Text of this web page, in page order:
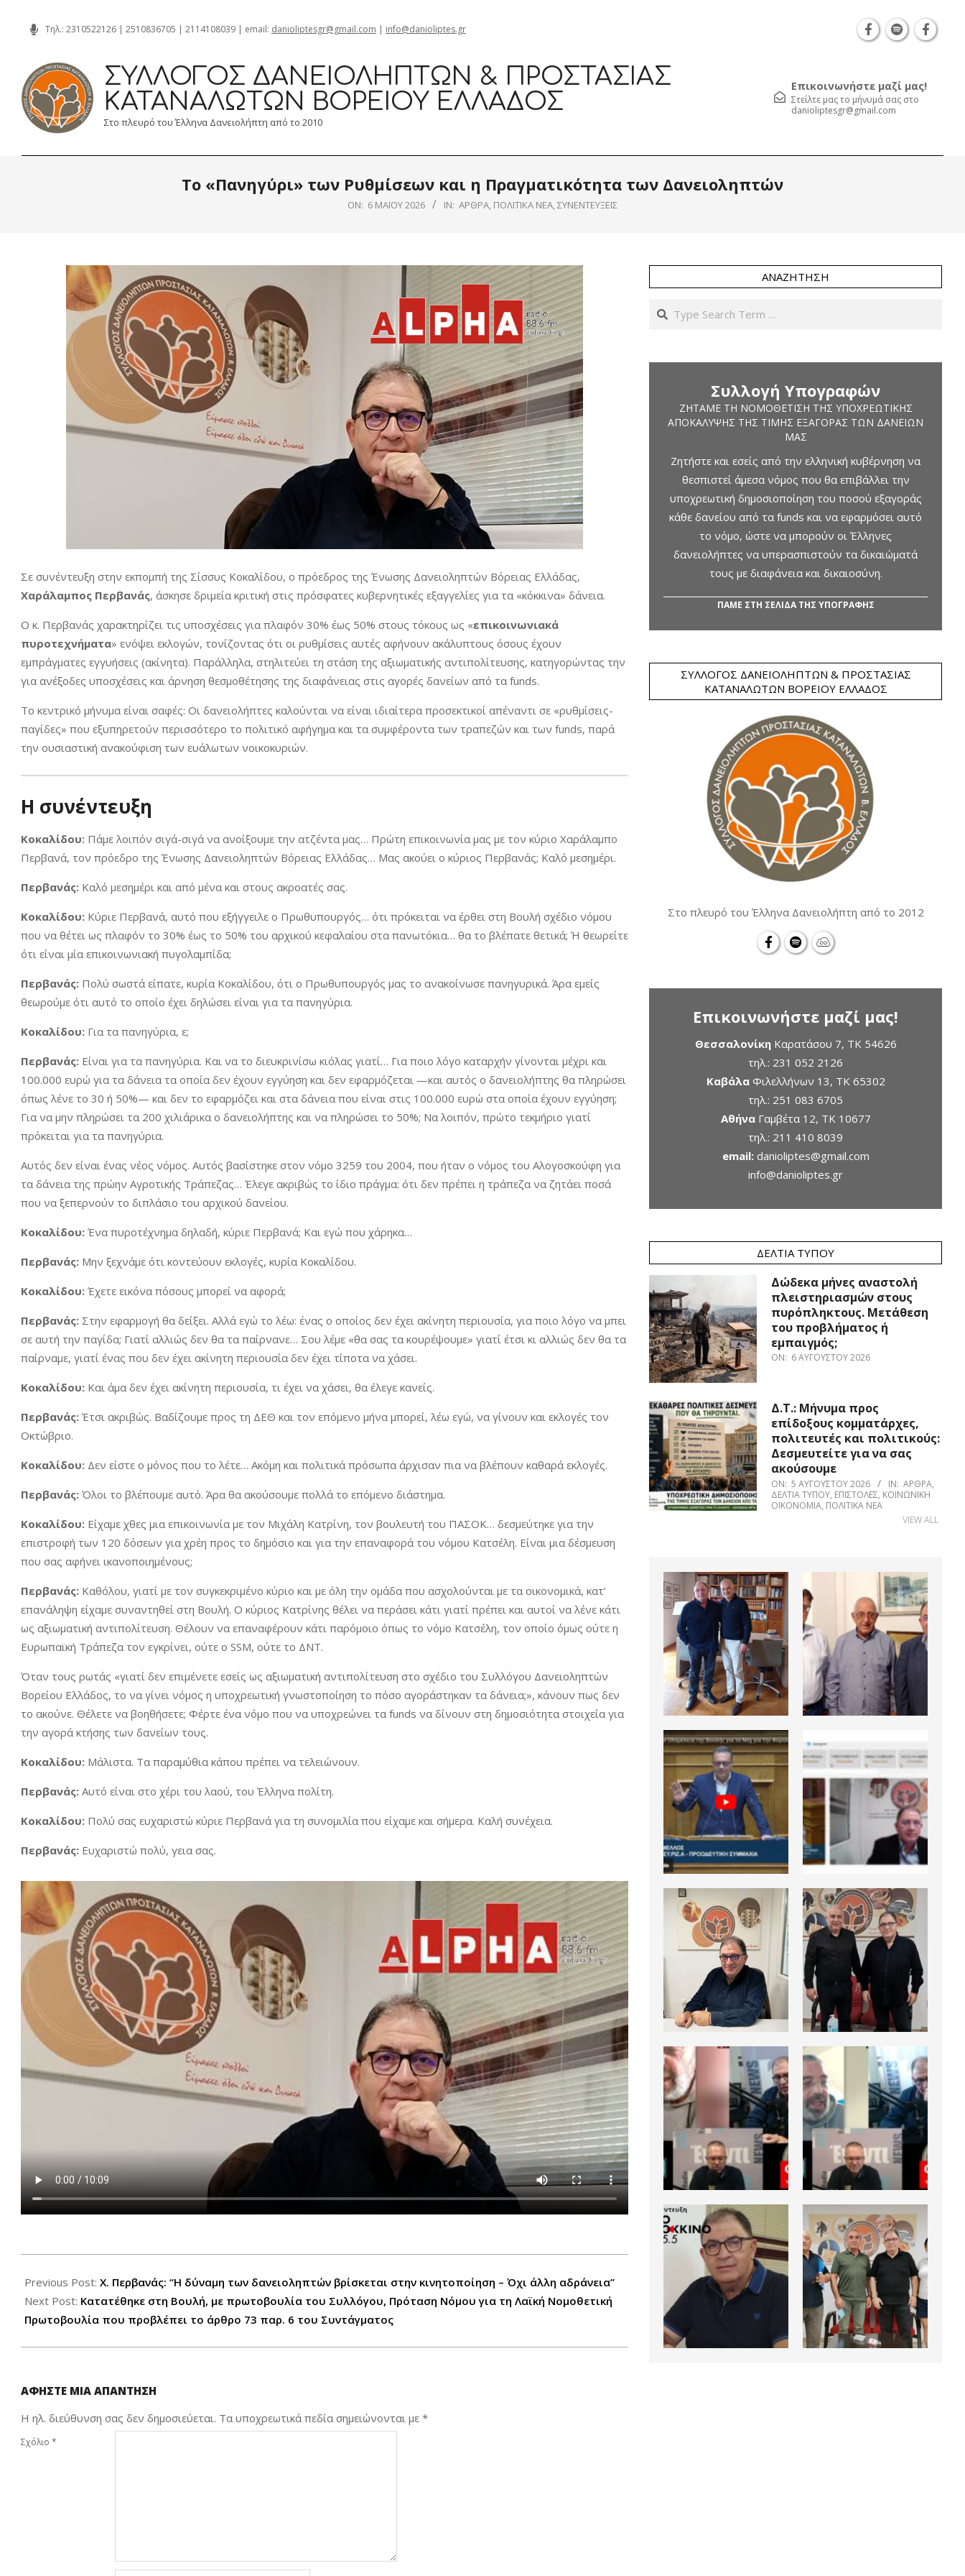
content
Τηλ.: 2310522126 | 2510836705 | 2114108039 | email: danioliptesgr@gmail.com | info@danioliptes.gr
ΣΎΛΛΟΓΟΣ ΔΑΝΕΙΟΛΗΠΤΏΝ & ΠΡΟΣΤΑΣΊΑΣ
ΚΑΤΑΝΑΛΩΤΏΝ ΒΟΡΕΊΟΥ ΕΛΛΆΔΟΣ
Στο πλευρό του Έλληνα Δανειολήπτη από το 2010
Επικοινωνήστε μαζί μας!
Στείλτε μας το μήνυμά σας στο
danioliptesgr@gmail.com
Το «Πανηγύρι» των Ρυθμίσεων και η Πραγματικότητα των Δανειοληπτών
ON: 6 ΜΑΪ́ΟΥ 2026 IN: ΆΡΘΡΑ, ΠΟΛΙΤΙΚΆ ΝΈΑ,ΣΥΝΕΝΤΕΎΞΕΙΣ
Σε συνέντευξη στην εκπομπή της Σίσσυς Κοκαλίδου, ο πρόεδρος της Ένωσης Δανειοληπτών Βόρειας Ελλάδας,
Χαράλαμπος Περβανάς, άσκησε δριμεία κριτική στις πρόσφατες κυβερνητικές εξαγγελίες για τα «κόκκινα» δάνεια.
Ο κ. Περβανάς χαρακτηρίζει τις υποσχέσεις για πλαφόν 30% έως 50% στους τόκους ως «επικοινωνιακά
πυροτεχνήματα» ενόψει εκλογών, τονίζοντας ότι οι ρυθμίσεις αυτές αφήνουν ακάλυπτους όσους έχουν
εμπράγματες εγγυήσεις (ακίνητα). Παράλληλα, στηλιτεύει τη στάση της αξιωματικής αντιπολίτευσης, κατηγορώντας την
για ανέξοδες υποσχέσεις και άρνηση θεσμοθέτησης της διαφάνειας στις αγορές δανείων από τα funds.
Το κεντρικό μήνυμα είναι σαφές: Οι δανειολήπτες καλούνται να είναι ιδιαίτερα προσεκτικοί απέναντι σε «ρυθμίσεις-
παγίδες» που εξυπηρετούν περισσότερο το πολιτικό αφήγημα και τα συμφέροντα των τραπεζών και των funds, παρά
την ουσιαστική ανακούφιση των ευάλωτων νοικοκυριών.
Η συνέντευξη
Κοκαλίδου: Πάμε λοιπόν σιγά-σιγά να ανοίξουμε την ατζέντα μας… Πρώτη επικοινωνία μας με τον κύριο Χαράλαμπο
Περβανά, τον πρόεδρο της Ένωσης Δανειοληπτών Βόρειας Ελλάδας… Μας ακούει ο κύριος Περβανάς; Καλό μεσημέρι.
Περβανάς: Καλό μεσημέρι και από μένα και στους ακροατές σας.
Κοκαλίδου: Κύριε Περβανά, αυτό που εξήγγειλε ο Πρωθυπουργός… ότι πρόκειται να έρθει στη Βουλή σχέδιο νόμου
που να θέτει ως πλαφόν το 30% έως το 50% του αρχικού κεφαλαίου στα πανωτόκια… θα το βλέπατε θετικά; Ή θεωρείτε
ότι είναι μία επικοινωνιακή πυγολαμπίδα;
Περβανάς: Πολύ σωστά είπατε, κυρία Κοκαλίδου, ότι ο Πρωθυπουργός μας το ανακοίνωσε πανηγυρικά. Άρα εμείς
θεωρούμε ότι αυτό το οποίο έχει δηλώσει είναι για τα πανηγύρια.
Κοκαλίδου: Για τα πανηγύρια, ε;
Περβανάς: Είναι για τα πανηγύρια. Και να το διευκρινίσω κιόλας γιατί… Για ποιο λόγο καταρχήν γίνονται μέχρι και
100.000 ευρώ για τα δάνεια τα οποία δεν έχουν εγγύηση και δεν εφαρμόζεται —και αυτός ο δανειολήπτης θα πληρώσει
όπως λένε το 30 ή 50%— και δεν το εφαρμόζει και στα δάνεια που είναι στις 100.000 ευρώ στα οποία έχουν εγγύηση;
Για να μην πληρώσει τα 200 χιλιάρικα ο δανειολήπτης και να πληρώσει το 50%; Να λοιπόν, πρώτο τεκμήριο γιατί
πρόκειται για τα πανηγύρια.
Αυτός δεν είναι ένας νέος νόμος. Αυτός βασίστηκε στον νόμο 3259 του 2004, που ήταν ο νόμος του Αλογοσκούφη για
τα δάνεια της πρώην Αγροτικής Τράπεζας… Έλεγε ακριβώς το ίδιο πράγμα: ότι δεν πρέπει η τράπεζα να ζητάει ποσά
που να ξεπερνούν το διπλάσιο του αρχικού δανείου.
Κοκαλίδου: Ένα πυροτέχνημα δηλαδή, κύριε Περβανά; Και εγώ που χάρηκα…
Περβανάς: Μην ξεχνάμε ότι κοντεύουν εκλογές, κυρία Κοκαλίδου.
Κοκαλίδου: Έχετε εικόνα πόσους μπορεί να αφορά;
Περβανάς: Στην εφαρμογή θα δείξει. Αλλά εγώ το λέω: ένας ο οποίος δεν έχει ακίνητη περιουσία, για ποιο λόγο να μπει
σε αυτή την παγίδα; Γιατί αλλιώς δεν θα τα παίρνανε… Σου λέμε «θα σας τα κουρέψουμε» γιατί έτσι κι αλλιώς δεν θα τα
παίρναμε, γιατί ένας που δεν έχει ακίνητη περιουσία δεν έχει τίποτα να χάσει.
Κοκαλίδου: Και άμα δεν έχει ακίνητη περιουσία, τι έχει να χάσει, θα έλεγε κανείς.
Περβανάς: Έτσι ακριβώς. Βαδίζουμε προς τη ΔΕΘ και τον επόμενο μήνα μπορεί, λέω εγώ, να γίνουν και εκλογές τον
Οκτώβριο.
Κοκαλίδου: Δεν είστε ο μόνος που το λέτε… Ακόμη και πολιτικά πρόσωπα άρχισαν πια να βλέπουν καθαρά εκλογές.
Περβανάς: Όλοι το βλέπουμε αυτό. Άρα θα ακούσουμε πολλά το επόμενο διάστημα.
Κοκαλίδου: Είχαμε χθες μια επικοινωνία με τον Μιχάλη Κατρίνη, τον βουλευτή του ΠΑΣΟΚ… δεσμεύτηκε για την
επιστροφή των 120 δόσεων για χρέη προς το δημόσιο και για την επαναφορά του νόμου Κατσέλη. Είναι μια δέσμευση
που σας αφήνει ικανοποιημένους;
Περβανάς: Καθόλου, γιατί με τον συγκεκριμένο κύριο και με όλη την ομάδα που ασχολούνται με τα οικονομικά, κατ’
επανάληψη είχαμε συναντηθεί στη Βουλή. Ο κύριος Κατρίνης θέλει να περάσει κάτι γιατί πρέπει και αυτοί να λένε κάτι
ως αξιωματική αντιπολίτευση. Θέλουν να επαναφέρουν κάτι παρόμοιο όπως το νόμο Κατσέλη, τον οποίο όμως ούτε η
Ευρωπαϊκή Τράπεζα τον εγκρίνει, ούτε ο SSM, ούτε το ΔΝΤ.
Όταν τους ρωτάς «γιατί δεν επιμένετε εσείς ως αξιωματική αντιπολίτευση στο σχέδιο του Συλλόγου Δανειοληπτών
Βορείου Ελλάδος, το να γίνει νόμος η υποχρεωτική γνωστοποίηση το πόσο αγοράστηκαν τα δάνεια;», κάνουν πως δεν
το ακούνε. Θέλετε να βοηθήσετε; Φέρτε ένα νόμο που να υποχρεώνει τα funds να δίνουν στη δημοσιότητα στοιχεία για
την αγορά κτήσης των δανείων τους.
Κοκαλίδου: Μάλιστα. Τα παραμύθια κάπου πρέπει να τελειώνουν.
Περβανάς: Αυτό είναι στο χέρι του λαού, του Έλληνα πολίτη.
Κοκαλίδου: Πολύ σας ευχαριστώ κύριε Περβανά για τη συνομιλία που είχαμε και σήμερα. Καλή συνέχεια.
Περβανάς: Ευχαριστώ πολύ, γεια σας.
05-
06
Previous Post: Χ. Περβανάς: “Η δύναμη των δανειοληπτών βρίσκεται στην κινητοποίηση – Όχι άλλη αδράνεια”
Next Post: Κατατέθηκε στη Βουλή, με πρωτοβουλία του Συλλόγου, Πρόταση Νόμου για τη Λαϊκή Νομοθετική
Πρωτοβουλία που προβλέπει το άρθρο 73 παρ. 6 του Συντάγματος
ΑΦΉΣΤΕ ΜΙΑ ΑΠΆΝΤΗΣΗ
Η ηλ. διεύθυνση σας δεν δημοσιεύεται. Τα υποχρεωτικά πεδία σημειώνονται με *
Σχόλιο *
ΑΝΑΖΉΤΗΣΗ
Search
Συλλογή Υπογραφών
ΖΗΤΆΜΕ ΤΗ ΝΟΜΟΘΈΤΙΣΗ ΤΗΣ ΥΠΟΧΡΕΩΤΙΚΉΣ
ΑΠΟΚΆΛΥΨΗΣ ΤΗΣ ΤΙΜΉΣ ΕΞΑΓΟΡΆΣ ΤΩΝ ΔΑΝΕΊΩΝ
ΜΑΣ
Ζητήστε και εσείς από την ελληνική κυβέρνηση να
θεσπιστεί άμεσα νόμος που θα επιβάλλει την
υποχρεωτική δημοσιοποίηση του ποσού εξαγοράς
κάθε δανείου από τα funds και να εφαρμόσει αυτό
το νόμο, ώστε να μπορούν οι Έλληνες
δανειολήπτες να υπερασπιστούν τα δικαιώματά
τους με διαφάνεια και δικαιοσύνη.
ΠΑΜΕ ΣΤΗ ΣΕΛΙΔΑ ΤΗΣ ΥΠΟΓΡΑΦΗΣ
ΣΎΛΛΟΓΟΣ ΔΑΝΕΙΟΛΗΠΤΏΝ & ΠΡΟΣΤΑΣΊΑΣ
ΚΑΤΑΝΑΛΩΤΏΝ ΒΟΡΕΊΟΥ ΕΛΛΆΔΟΣ
Στο πλευρό του Έλληνα Δανειολήπτη από το 2012
Επικοινωνήστε μαζί μας!
ΘεσσαλονίκηΚαρατάσου 7, TK 54626
τηλ.: 231 052 2126
ΚαβάλαΦιλελλήνων 13, ΤΚ 65302
τηλ.: 251 083 6705
ΑθήναΓαμβέτα 12, ΤΚ 10677
τηλ.: 211 410 8039
email: danioliptes@gmail.com
info@danioliptes.gr
ΔΕΛΤΊΑ ΤΎΠΟΥ
Δώδεκα μήνες αναστολή
πλειστηριασμών στους
πυρόπληκτους. Μετάθεση
του προβλήματος ή
εμπαιγμός;
ON: 6 ΑΥΓΟΎΣΤΟΥ 2026
Δ.Τ.: Μήνυμα προς
επίδοξους κομματάρχες,
πολιτευτές και πολιτικούς:
Δεσμευτείτε για να σας
ακούσουμε
ON: 5 ΑΥΓΟΎΣΤΟΥ 2026 IN: ΆΡΘΡΑ,
ΔΕΛΤΊΑ ΤΎΠΟΥ, ΕΠΙΣΤΟΛΈΣ, ΚΟΙΝΩΝΙΚΉ
ΟΙΚΟΝΟΜΊΑ, ΠΟΛΙΤΙΚΆ ΝΈΑ
VIEW ALL